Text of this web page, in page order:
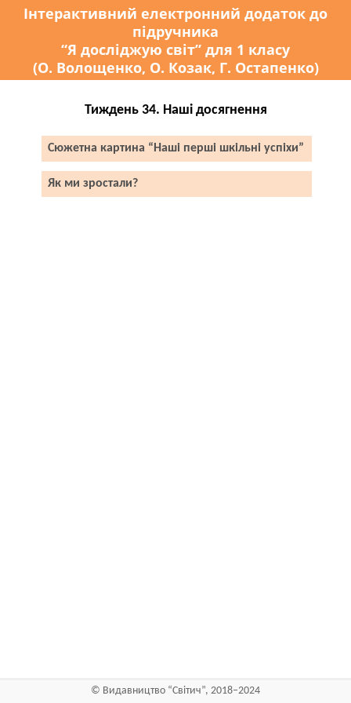
Інтерактивний електронний додаток до
підручника
“Я досліджую світ” для 1 класу
(О. Волощенко, О. Козак, Г. Остапенко)
Тиждень 34. Наші досягнення
Сюжетна картина “Наші перші шкільні успіхи”
Як ми зростали?
© Видавництво “Світич”, 2018–2024